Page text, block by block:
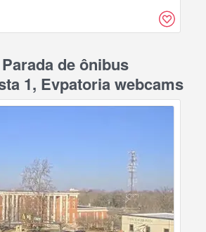
de ônibus
1, Evpatoria webcams